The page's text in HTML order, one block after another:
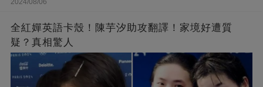
全紅嬋英語卡殼！陳芋汐助攻翻譯！家境好遭質
疑？真相驚人